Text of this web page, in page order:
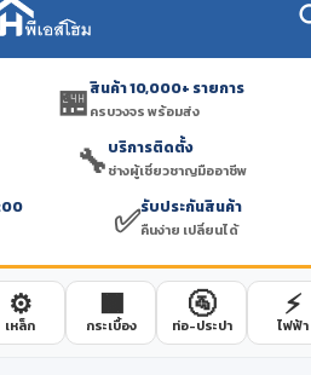
🏪สินค้า 10,000+ รายการ
ครบวงจร พร้อมส่ง
🔧บริการติดตั้ง
ช่างผู้เชี่ยวชาญมืออาชีพ
✅รับประกันสินค้า
คืนง่าย เปลี่ยนได้
⚙️
เหล็ก
🟫
กระเบื้อง
🚰
ท่อ-ประปา
⚡
ไฟฟ้า